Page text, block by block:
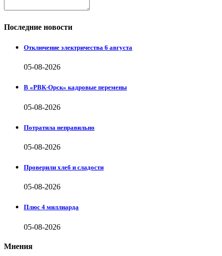
Последние новости
Отключение электричества 6 августа
05-08-2026
В «РВК-Орск» кадровые перемены
05-08-2026
Потратила неправильно
05-08-2026
Проверили хлеб и сладости
05-08-2026
Плюс 4 миллиарда
05-08-2026
Мнения